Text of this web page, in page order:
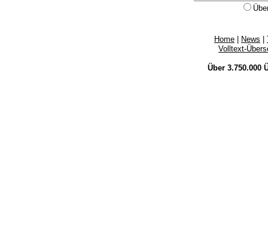
Home News
Volltext-
Über 3.750.000